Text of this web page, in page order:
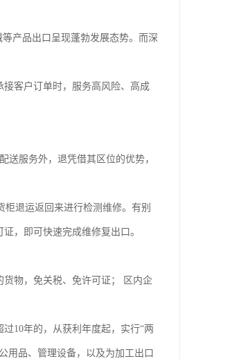
产品出口呈现蓬勃发展态势。而深
客户订单时，服务高风险、高成
送服务外，退凭借其区位的优势，
退运返回来进行检测维修。有别
，即可快速完成维修复出口。
物，免关税、免许可证； 区内企
10年的，从获利年度起，实行“两
用品、管理设备，以及为加工出口